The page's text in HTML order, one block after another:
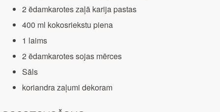
2 ēdamkarotes zaļā karija pastas
400 ml kokosriekstu piena
1 laims
2 ēdamkarotes sojas mērces
Sāls
koriandra zaļumi dekoram